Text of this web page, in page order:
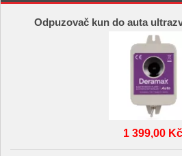
Odpuzovač kun do auta
1 399,00 Kč